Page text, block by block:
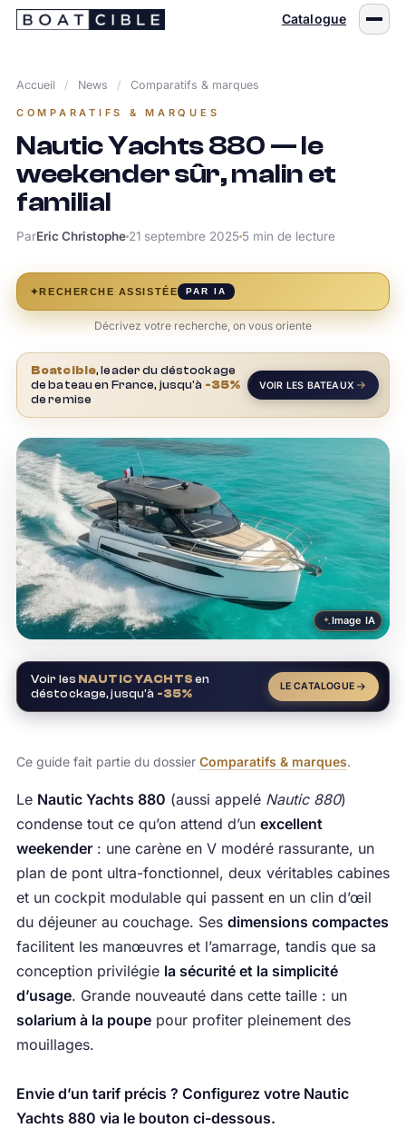
Passer
Catalogue
Accueil / News / Comparatifs & marques
COMPARATIFS & MARQUES
Nautic Yachts 880 — le
weekender sûr, malin et
familial
ParEric Christophe21 septembre 2025 5 min de lecture
✦RECHERCHE ASSISTÉE PAR IA
Décrivez votre recherche, on vous oriente
Boatcible, leader du déstockage
de bateau en France, jusqu'à -35%
de remise
VOIR LES BATEAUX
Image IA
Voir les NAUTIC YACHTS en
déstockage, jusqu'à -35% LE CATALOGUE
Ce guide fait partie du dossier Comparatifs & marques.
Le Nautic Yachts 880 (aussi appelé Nautic 880)
condense tout ce qu’on attend d’un excellent
weekender: une carène en V modéré rassurante, un
plan de pont ultra-fonctionnel, deux véritables cabines
et un cockpit modulable qui passent en un clin d’œil
du déjeuner au couchage. Ses dimensions compactes
facilitent les manœuvres et l’amarrage, tandis que sa
conception privilégie la sécurité et la simplicité
d’usage. Grande nouveauté dans cette taille : un
solarium à la poupepour profiter pleinement des
mouillages.
Envie d’un tarif précis ? Configurez votre Nautic
Yachts 880 via le bouton ci-dessous.